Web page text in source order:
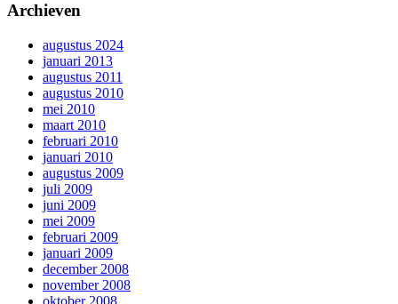
Archieven
augustus 2024
januari 2013
augustus 2011
augustus 2010
mei 2010
maart 2010
februari 2010
januari 2010
augustus 2009
juli 2009
juni 2009
mei 2009
februari 2009
januari 2009
december 2008
november 2008
oktober 2008